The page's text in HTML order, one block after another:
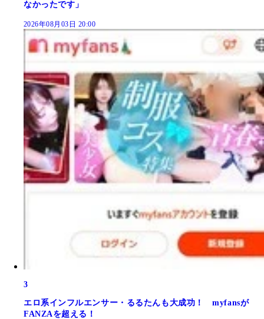
なかったです」
2026年08月03日 20:00
3
エロ系インフルエンサー・るるたんも大成功！ myfansが
FANZAを超える！